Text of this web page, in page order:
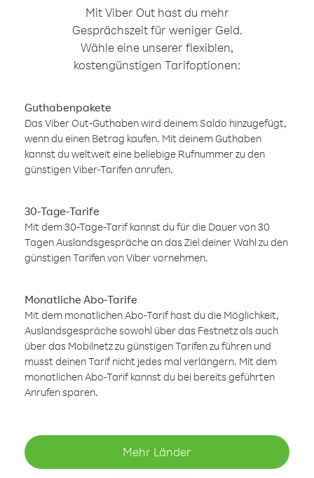
Mit Viber Out hast du mehr
Gesprächszeit für weniger Geld.
Wähle eine unserer flexiblen,
kostengünstigen Tarifoptionen:
Guthabenpakete
Das Viber Out-Guthaben wird deinem Saldo hinzugefügt,
wenn du einen Betrag kaufen. Mit deinem Guthaben
kannst du weltweit eine beliebige Rufnummer zu den
günstigen Viber-Tarifen anrufen.
30-Tage-Tarife
Mit dem 30-Tage-Tarif kannst du für die Dauer von 30
Tagen Auslandsgespräche an das Ziel deiner Wahl zu den
günstigen Tarifen von Viber vornehmen.
Monatliche Abo-Tarife
Mit dem monatlichen Abo-Tarif hast du die Möglichkeit,
Auslandsgespräche sowohl über das Festnetz als auch
über das Mobilnetz zu günstigen Tarifen zu führen und
musst deinen Tarif nicht jedes mal verlängern. Mit dem
monatlichen Abo-Tarif kannst du bei bereits geführten
Anrufen sparen.
Mehr Länder